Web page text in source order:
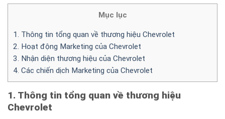
Mục lục
1. Thông tin tổng quan về thương hiệu Chevrolet
2. Hoạt động Marketing của Chevrolet
3. Nhận diện thương hiệu của Chevrolet
4. Các chiến dịch Marketing của Chevrolet
1. Thông tin tổng quan về thương hiệu
Chevrolet